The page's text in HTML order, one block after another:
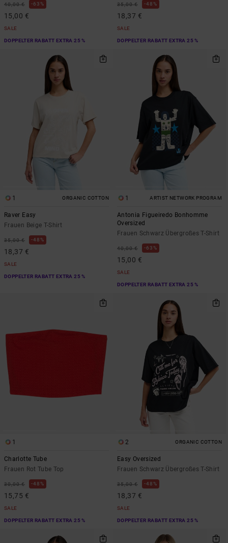
40,00 € 63%
15,00 €
SALE
DOPPELTER RABATT EXTRA 25 %
35,00 € 48%
18,37 €
SALE
DOPPELTER RABATT EXTRA 25 %
1 ORGANIC COTTON
Raver Easy
Frauen Beige T-Shirt
35,00 € 48%
18,37 €
SALE
DOPPELTER RABATT EXTRA 25 %
1 ARTIST NETWORK PROGRAM
Antonia Figueiredo Bonhomme
Oversized
Frauen Schwarz Übergroßes T-Shirt
40,00 € 63%
15,00 €
SALE
DOPPELTER RABATT EXTRA 25 %
1
Charlotte Tube
Frauen Rot Tube Top
30,00 € 48%
15,75 €
SALE
DOPPELTER RABATT EXTRA 25 %
2 ORGANIC COTTON
Easy Oversized
Frauen Schwarz Übergroßes T-Shirt
35,00 € 48%
18,37 €
SALE
DOPPELTER RABATT EXTRA 25 %